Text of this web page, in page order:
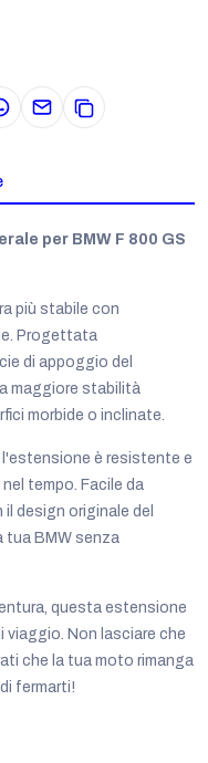
per BMW F 800 GS
più stabile con
Progettata
di appoggio del
maggiore stabilità
morbide o inclinate.
è resistente e
tempo. Facile da
design originale del
BMW senza
questa estensione
Non lasciare che
che la tua moto rimanga
fermarti!